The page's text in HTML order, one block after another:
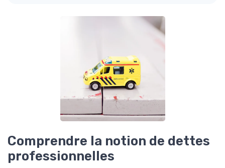
Comprendre la notion de dettes
professionnelles